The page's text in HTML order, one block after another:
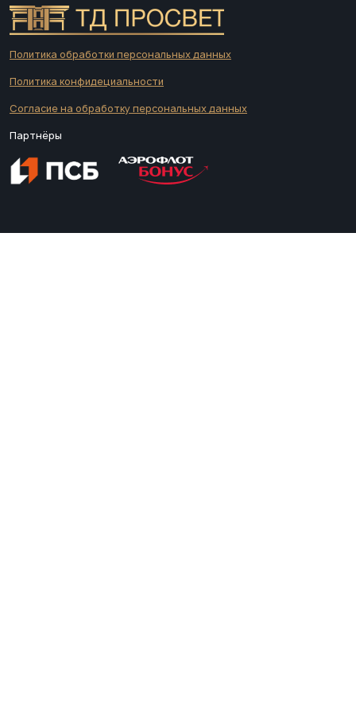
Политика обработки персональных данных
Политика конфидециальности
Согласие на обработку персональных данных
Партнёры